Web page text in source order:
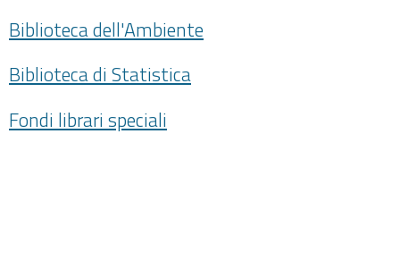
Biblioteca dell'Ambiente
Biblioteca di Statistica
Fondi librari speciali